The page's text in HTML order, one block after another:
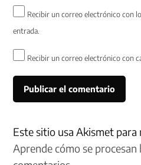
Recibir un correo electrónico con
entrada.
Recibir un correo electrónico con
Este sitio usa Akismet para
Aprende cómo se